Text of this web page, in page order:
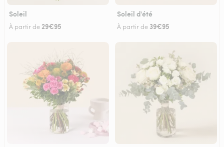
Soleil
À partir de 29€95
Soleil d'été
À partir de 39€95